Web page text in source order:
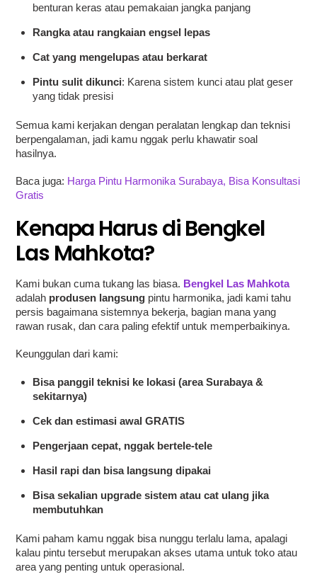
benturan keras atau pemakaian jangka panjang
Rangka atau rangkaian engsel lepas
Cat yang mengelupas atau berkarat
Pintu sulit dikunci: Karena sistem kunci atau plat geser
yang tidak presisi
Semua kami kerjakan dengan peralatan lengkap dan teknisi
berpengalaman, jadi kamu nggak perlu khawatir soal
hasilnya.
Baca juga: Harga Pintu Harmonika Surabaya, Bisa Konsultasi
Gratis
Kenapa Harus di Bengkel
Las Mahkota?
Kami bukan cuma tukang las biasa. Bengkel Las Mahkota
adalah produsen langsung pintu harmonika, jadi kami tahu
persis bagaimana sistemnya bekerja, bagian mana yang
rawan rusak, dan cara paling efektif untuk memperbaikinya.
Keunggulan dari kami:
Bisa panggil teknisi ke lokasi (area Surabaya &
sekitarnya)
Cek dan estimasi awal GRATIS
Pengerjaan cepat, nggak bertele-tele
Hasil rapi dan bisa langsung dipakai
Bisa sekalian upgrade sistem atau cat ulang jika
membutuhkan
Kami paham kamu nggak bisa nunggu terlalu lama, apalagi
kalau pintu tersebut merupakan akses utama untuk toko atau
area yang penting untuk operasional.